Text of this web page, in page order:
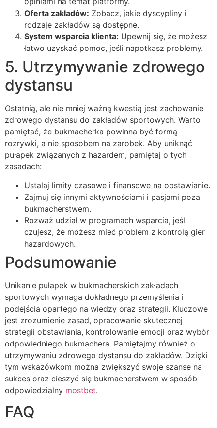
Oferta zakładów: Zobacz, jakie dyscypliny i
rodzaje zakładów są dostępne.
System wsparcia klienta: Upewnij się, że możesz
łatwo uzyskać pomoc, jeśli napotkasz problemy.
5. Utrzymywanie zdrowego
dystansu
Ostatnią, ale nie mniej ważną kwestią jest zachowanie
zdrowego dystansu do zakładów sportowych. Warto
pamiętać, że bukmacherka powinna być formą
rozrywki, a nie sposobem na zarobek. Aby uniknąć
pułapek związanych z hazardem, pamiętaj o tych
zasadach:
Ustalaj limity czasowe i finansowe na obstawianie.
Zajmuj się innymi aktywnościami i pasjami poza
bukmacherstwem.
Rozważ udział w programach wsparcia, jeśli
czujesz, że możesz mieć problem z kontrolą gier
hazardowych.
Podsumowanie
Unikanie pułapek w bukmacherskich zakładach
sportowych wymaga dokładnego przemyślenia i
podejścia opartego na wiedzy oraz strategii. Kluczowe
jest zrozumienie zasad, opracowanie skutecznej
strategii obstawiania, kontrolowanie emocji oraz wybór
odpowiedniego bukmachera. Pamiętajmy również o
utrzymywaniu zdrowego dystansu do zakładów. Dzięki
tym wskazówkom można zwiększyć swoje szanse na
sukces oraz cieszyć się bukmacherstwem w sposób
odpowiedzialny mostbet.
FAQ